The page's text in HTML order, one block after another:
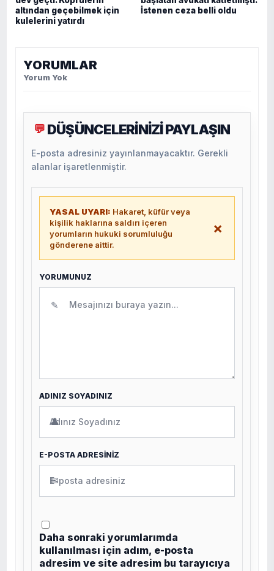
altından geçebilmek için
kulelerini yatırdı
İstenen ceza belli oldu
YORUMLAR
Yorum Yok
💬 DÜŞÜNCELERİNİZİ PAYLAŞIN
E-posta adresiniz yayınlanmayacaktır. Gerekli
alanlar işaretlenmiştir.
YASAL UYARI: Hakaret, küfür veya
kişilik haklarına saldırı içeren
yorumların hukuki sorumluluğu
gönderene aittir.
×
YORUMUNUZ
✎
ADINIZ SOYADINIZ
👤
E-POSTA ADRESİNİZ
✉
Daha sonraki yorumlarımda
kullanılması için adım, e-posta
adresim ve site adresim bu tarayıcıya